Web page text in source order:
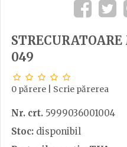
049
0 părere Scrie părerea
Nr. crt. 5999036001004
Stoc: disponibil